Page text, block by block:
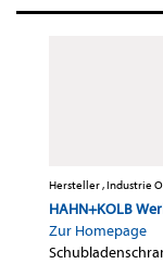
Hersteller , Industrie
HAHN+KOLB
Zur Homepage